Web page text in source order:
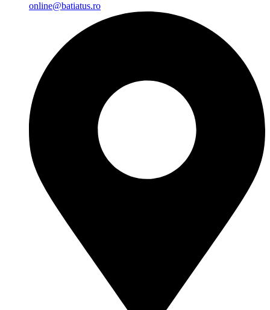
online@batiatus.ro